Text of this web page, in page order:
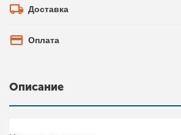
Доставка
Оплата
Описание